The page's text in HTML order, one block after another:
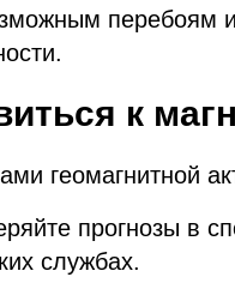
перебоям
к
геомагнитной
прогнозы в
службах.